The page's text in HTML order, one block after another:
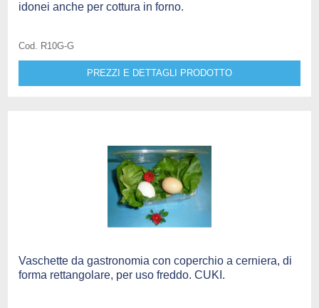
idonei anche per cottura in forno.
Cod. R10G-G
PREZZI E DETTAGLI PRODOTTO
Vaschette da gastronomia con coperchio a cerniera, di
forma rettangolare, per uso freddo. CUKI.